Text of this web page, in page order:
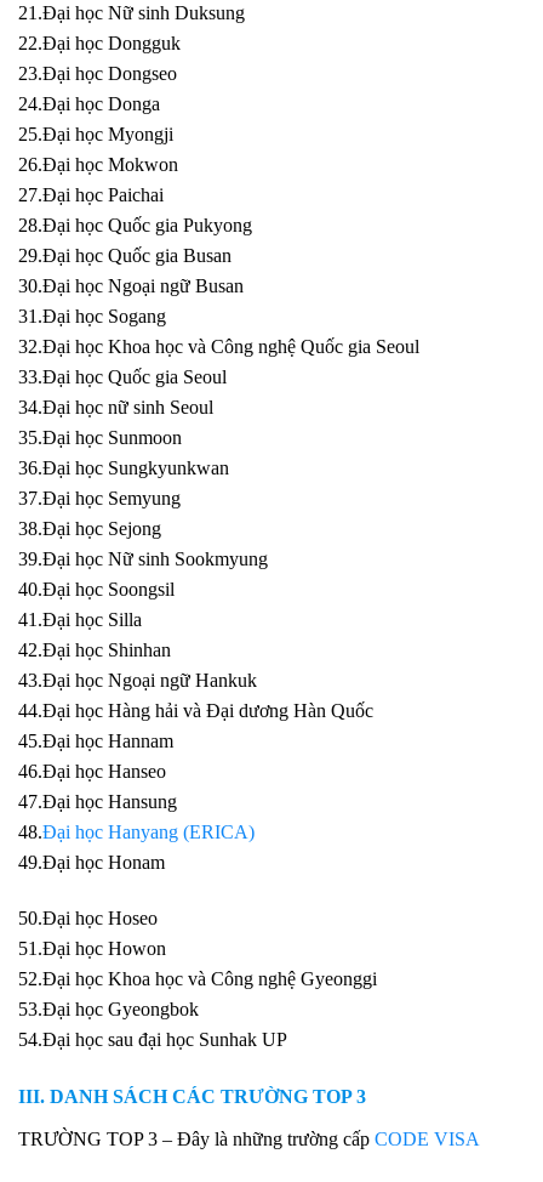
21.Đại học Nữ sinh Duksung
22.Đại học Dongguk
23.Đại học Dongseo
24.Đại học Donga
25.Đại học Myongji
26.Đại học Mokwon
27.Đại học Paichai
28.Đại học Quốc gia Pukyong
29.Đại học Quốc gia Busan
30.Đại học Ngoại ngữ Busan
31.Đại học Sogang
32.Đại học Khoa học và Công nghệ Quốc gia Seoul
33.Đại học Quốc gia Seoul
34.Đại học nữ sinh Seoul
35.Đại học Sunmoon
36.Đại học Sungkyunkwan
37.Đại học Semyung
38.Đại học Sejong
39.Đại học Nữ sinh Sookmyung
40.Đại học Soongsil
41.Đại học Silla
42.Đại học Shinhan
43.Đại học Ngoại ngữ Hankuk
44.Đại học Hàng hải và Đại dương Hàn Quốc
45.Đại học Hannam
46.Đại học Hanseo
47.Đại học Hansung
48.Đại học Hanyang (ERICA)
49.Đại học Honam
50.Đại học Hoseo
51.Đại học Howon
52.Đại học Khoa học và Công nghệ Gyeonggi
53.Đại học Gyeongbok
54.Đại học sau đại học Sunhak UP
III. DANH SÁCH CÁC TRƯỜNG TOP 3
TRƯỜNG TOP 3 – Đây là những trường cấp CODE VISA